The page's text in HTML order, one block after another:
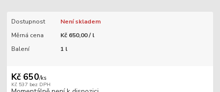
Dostupnost
Není skladem
Měrná cena
Kč 650,00 / l
Balení
1 l
Kč 650/ks
Kč 537 bez DPH